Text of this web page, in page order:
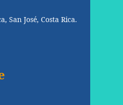
San José, Costa Rica.